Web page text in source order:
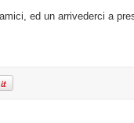
ed un arrivederci a